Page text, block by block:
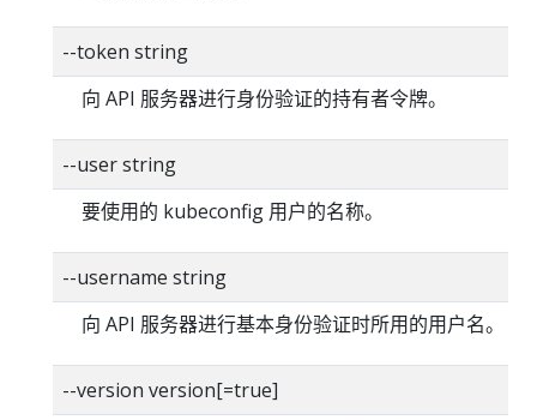
--token string
向 API 服务器进行身份验证的持有者令牌。
--user string
要使用的 kubeconfig 用户的名称。
--username string
向 API 服务器进行基本身份验证时所用的用户名。
--version version[=true]